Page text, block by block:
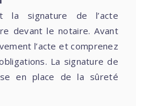
la signature de l’acte
devant le notaire. Avant
l’acte et comprenez
La signature de
en place de la sûreté